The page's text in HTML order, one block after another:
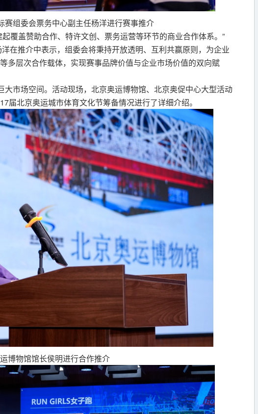
赛组委会票务中心副主任杨洋进行赛事推介
覆盖赞助合作、特许文创、票务运营等环节的商业合作体系。”
在推介中表示，组委会将秉持开放透明、互利共赢原则，为企业
多层次合作载体，实现赛事品牌价值与企业市场价值的双向赋
大市场空间。活动现场，北京奥运博物馆、北京奥促中心大型活动
届北京奥运城市体育文化节筹备情况进行了详细介绍。
博物馆馆长侯明进行合作推介